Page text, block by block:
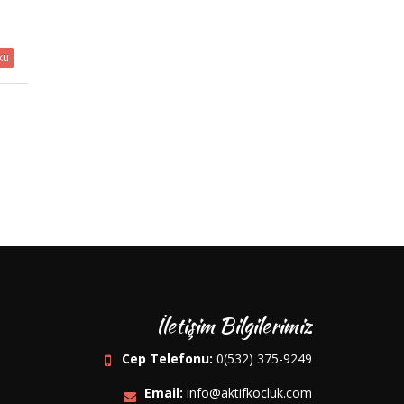
İletişim Bilgilerimiz
Cep Telefonu: 0(532) 375-9249
Email: info@aktifkocluk.com